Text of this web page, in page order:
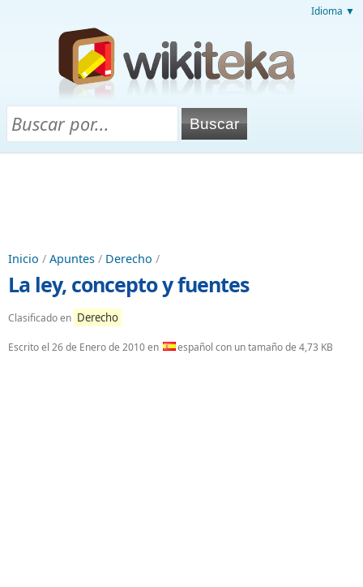
Idioma ▼
Inicio / Apuntes / Derecho /
La ley, concepto y fuentes
Clasificado en Derecho
Escrito el 26 de Enero de 2010en español con un tamaño de 4,73 KB